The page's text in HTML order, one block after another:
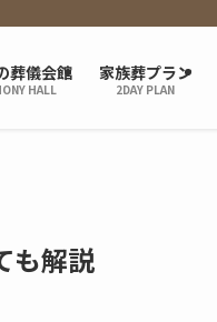
葬儀会館
HALL
家族葬プラン
2DAY PLAN
も解説